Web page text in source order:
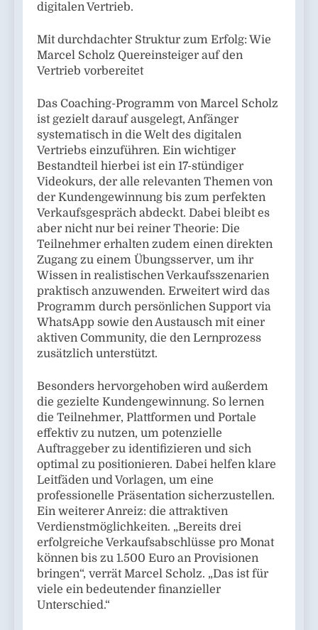
digitalen Vertrieb.
Mit durchdachter Struktur zum Erfolg: Wie
Marcel Scholz Quereinsteiger auf den
Vertrieb vorbereitet
Das Coaching-Programm von Marcel Scholz
ist gezielt darauf ausgelegt, Anfänger
systematisch in die Welt des digitalen
Vertriebs einzuführen. Ein wichtiger
Bestandteil hierbei ist ein 17-stündiger
Videokurs, der alle relevanten Themen von
der Kundengewinnung bis zum perfekten
Verkaufsgespräch abdeckt. Dabei bleibt es
aber nicht nur bei reiner Theorie: Die
Teilnehmer erhalten zudem einen direkten
Zugang zu einem Übungsserver, um ihr
Wissen in realistischen Verkaufsszenarien
praktisch anzuwenden. Erweitert wird das
Programm durch persönlichen Support via
WhatsApp sowie den Austausch mit einer
aktiven Community, die den Lernprozess
zusätzlich unterstützt.
Besonders hervorgehoben wird außerdem
die gezielte Kundengewinnung. So lernen
die Teilnehmer, Plattformen und Portale
effektiv zu nutzen, um potenzielle
Auftraggeber zu identifizieren und sich
optimal zu positionieren. Dabei helfen klare
Leitfäden und Vorlagen, um eine
professionelle Präsentation sicherzustellen.
Ein weiterer Anreiz: die attraktiven
Verdienstmöglichkeiten. „Bereits drei
erfolgreiche Verkaufsabschlüsse pro Monat
können bis zu 1.500 Euro an Provisionen
bringen“, verrät Marcel Scholz. „Das ist für
viele ein bedeutender finanzieller
Unterschied.“